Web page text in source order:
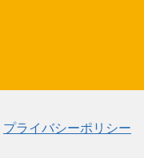
プライバシーポリシー